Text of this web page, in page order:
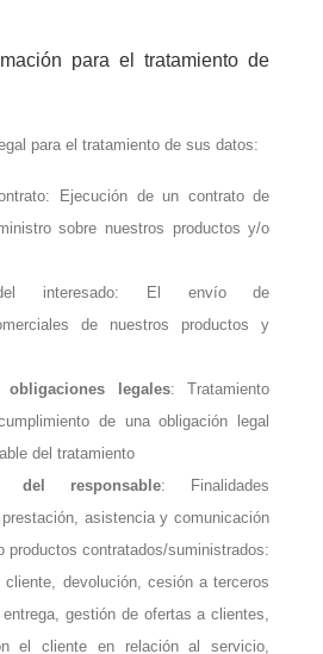
para el tratamiento de
para el tratamiento de sus datos:
Ejecución de un contrato de
sobre nuestros productos y/o
del interesado: El envío de
de nuestros productos y
legales: Tratamiento
de una obligación legal
del tratamiento
del responsable: Finalidades
asistencia y comunicación
productos contratados/suministrados:
devolución, cesión a terceros
gestión de ofertas a clientes,
el cliente en relación al servicio,